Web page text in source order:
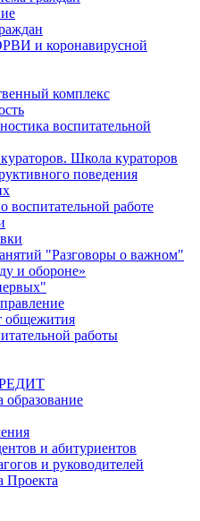
и коронавирусной
комплекс
воспитательной
Школа кураторов
поведения
работе
"Разговоры о важном"
и обороне»
общежития
работы
образование
и абитуриентов
и руководителей
Проекта